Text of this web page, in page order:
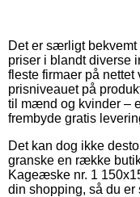
Det er særligt
priser i blandt diverse
fleste firmaer på
prisniveauet på
til mænd og kvinder –
frembyde gratis
Det kan dog ikke
granske en række
Kageæske nr. 1
din shopping, så du er